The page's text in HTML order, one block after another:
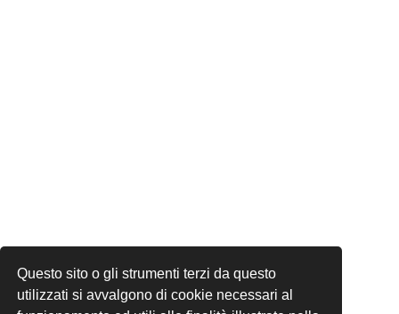
Questo sito o gli strumenti terzi da questo
utilizzati si avvalgono di cookie necessari al